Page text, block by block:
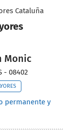
Cataluña
Monic
- 08402
permanente y